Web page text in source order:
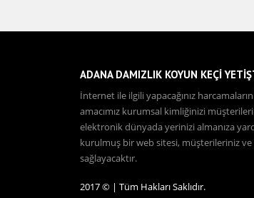
ADANA DAMIZLIK KOYUN KEÇİ
İnternet ile ilgili yapacağınız
amacımız kurumsal kimliğinizi
elektronik dünyada yerinizi almanıza
kurulmuş bir web sitesi, müşterileriniz ve
sağlayacaktır.
2017 © | Tüm Hakları Saklıdır.